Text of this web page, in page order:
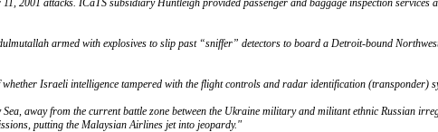
2001 attacks. ICaTS subsidiary Huntleigh provided passenger and baggage inspection
armed with explosives to slip past “sniffer” detectors to board a Detroit-bound
Israeli intelligence tampered with the flight controls and radar identification (transponder)
away from the current battle zone between the Ukraine military and militant ethnic Russian
putting the Malaysian Airlines jet into jeopardy."